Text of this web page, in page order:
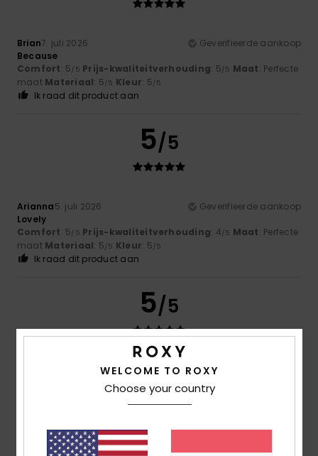
Brian7. juli 2026
Geverifieerde aankoop
Because
Comfort: 5/5 Prijs-kwaliteitverhouding: 5/5 Maat: Perfecte
maat Materiaal: 5/5 Kleur: 5/5
Ik raad dit product aan
5/5
Arianna5. juli 2026
Geverifieerde aankoop
Lovely
Comfort: 5/5 Prijs-kwaliteitverhouding: 4/5 Maat: Perfecte
maat Materiaal: 5/5 Kleur: 5/5
Ik raad dit product aan
5/5
5. juli 2026
Geverifieerde aankoop
Prijs-kwaliteitverhouding: 4
Kleur: 5
WELCOME TO ROXY
Choose your country